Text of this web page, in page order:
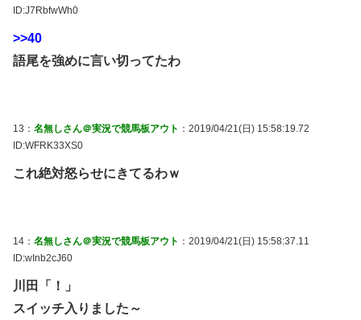
ID:J7RbfwWh0
>>40
語尾を強めに言い切ってたわ
13： 名無しさん＠実況で競馬板アウト ：2019/04/21(日) 15:58:19.72
ID:WFRK33XS0
これ絶対怒らせにきてるわｗ
14： 名無しさん＠実況で競馬板アウト ：2019/04/21(日) 15:58:37.11
ID:wInb2cJ60
川田「！」
スイッチ入りました～